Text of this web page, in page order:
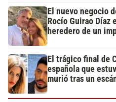
El nuevo negocio
Rocío Guirao Díaz
heredero de un
El trágico final de
española que
murió tras un